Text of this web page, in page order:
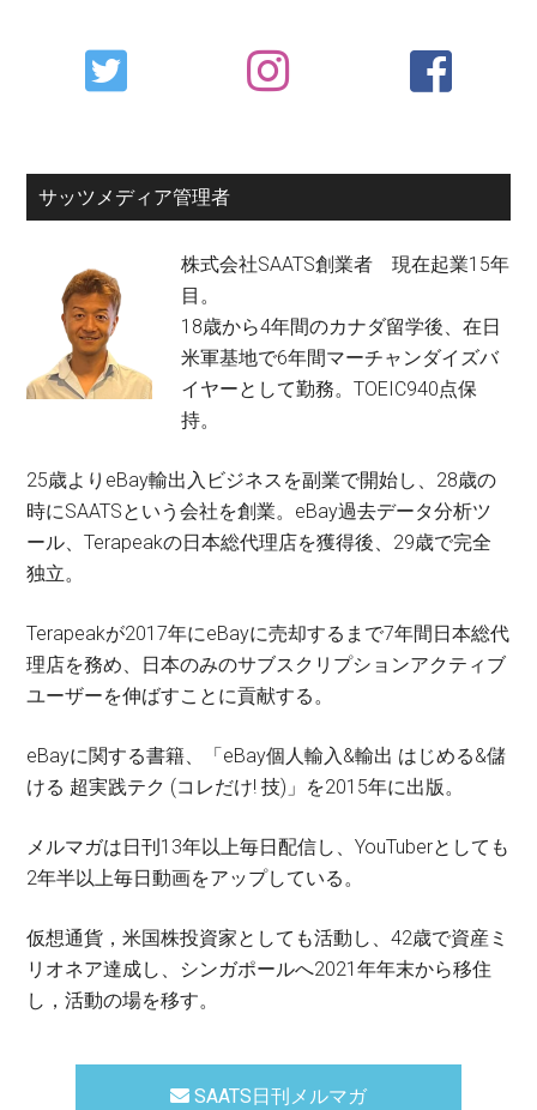
Primary
Sidebar
サッツメディア管理者
株式会社SAATS創業者 現在起業15年
目。
18歳から4年間のカナダ留学後、在日
米軍基地で6年間マーチャンダイズバ
イヤーとして勤務。TOEIC940点保
持。
25歳よりeBay輸出入ビジネスを副業で開始し、28歳の
時にSAATSという会社を創業。eBay過去データ分析ツ
ール、Terapeakの日本総代理店を獲得後、29歳で完全
独立。
Terapeakが2017年にeBayに売却するまで7年間日本総代
理店を務め、日本のみのサブスクリプションアクティブ
ユーザーを伸ばすことに貢献する。
eBayに関する書籍、「eBay個人輸入&輸出 はじめる&儲
ける 超実践テク (コレだけ! 技)」を2015年に出版。
メルマガは日刊13年以上毎日配信し、YouTuberとしても
2年半以上毎日動画をアップしている。
仮想通貨，米国株投資家としても活動し、42歳で資産ミ
リオネア達成し、シンガポールへ2021年年末から移住
し，活動の場を移す。
SAATS日刊メルマガ